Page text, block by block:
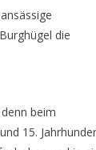
die
beim
15.